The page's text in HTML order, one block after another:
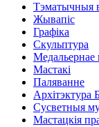
Тэматычныя
Жывапіс
Графіка
Скульптура
Медальернае
Мастакі
Паляванне
Архітэктура
Сусветныя
Мастацкія